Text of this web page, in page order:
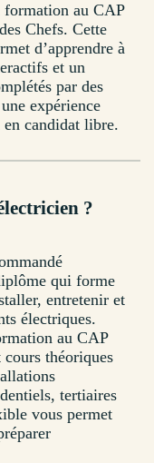
au CAP
Chefs. Cette
d’apprendre à
et un
par des
expérience
en candidat libre.
?
qui forme
entretenir et
électriques.
au CAP
théoriques
tertiaires
vous permet